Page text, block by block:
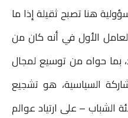
هنا تصبح ثقيلة إذا ما
الأول في أنه كان من
بما حواه من توسيع لمجال
السياسية، هو تشجيع
– على ارتياد عوالم